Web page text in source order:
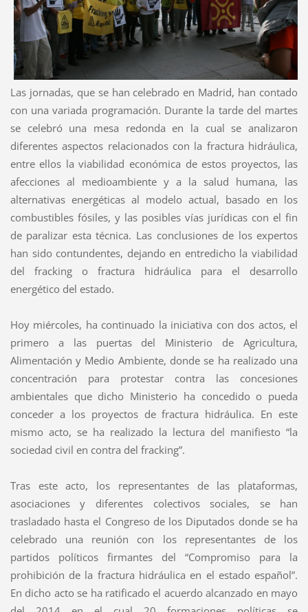
Las jornadas, que se han celebrado en Madrid, han contado
con una variada programación. Durante la tarde del martes
se celebró una mesa redonda en la cual se analizaron
diferentes aspectos relacionados con la fractura hidráulica,
entre ellos la viabilidad económica de estos proyectos, las
afecciones al medioambiente y a la salud humana, las
alternativas energéticas al modelo actual, basado en los
combustibles fósiles, y las posibles vías jurídicas con el fin
de paralizar esta técnica. Las conclusiones de los expertos
han sido contundentes, dejando en entredicho la viabilidad
del fracking o fractura hidráulica para el desarrollo
energético del estado.
Hoy miércoles, ha continuado la iniciativa con dos actos, el
primero a las puertas del Ministerio de Agricultura,
Alimentación y Medio Ambiente, donde se ha realizado una
concentración para protestar contra las concesiones
ambientales que dicho Ministerio ha concedido o pueda
conceder a los proyectos de fractura hidráulica. En este
mismo acto, se ha realizado la lectura del manifiesto “la
sociedad civil en contra del fracking”.
Tras este acto, los representantes de las plataformas,
asociaciones y diferentes colectivos sociales, se han
trasladado hasta el Congreso de los Diputados donde se ha
celebrado una reunión con los representantes de los
partidos políticos firmantes del “Compromiso para la
prohibición de la fractura hidráulica en el estado español”.
En dicho acto se ha ratificado el acuerdo alcanzado en mayo